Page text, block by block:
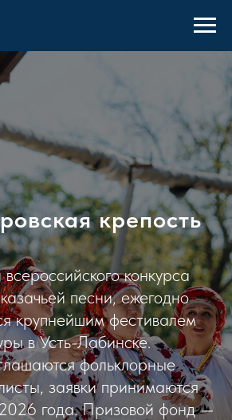
крепость
конкурса
песни, ежегодно
крупнейшим фестивалем
в Усть-Лабинске.
фольклорные
заявки принимаются
года. Призовой фонд —